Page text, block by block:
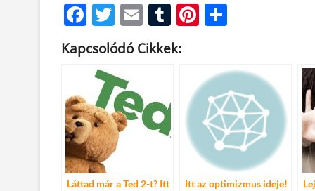
F
ac
e
b
o
o
k
T
w
itt
er
E
m
ail
T
u
m
Pi
es m
e
g
Kapcsolódó Cikkek:
Láttad már a Ted 2-t? Itt
Itt az optimizmus ideje!